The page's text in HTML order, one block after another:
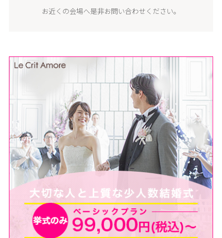
お近くの会場へ是非お問い合わせください。